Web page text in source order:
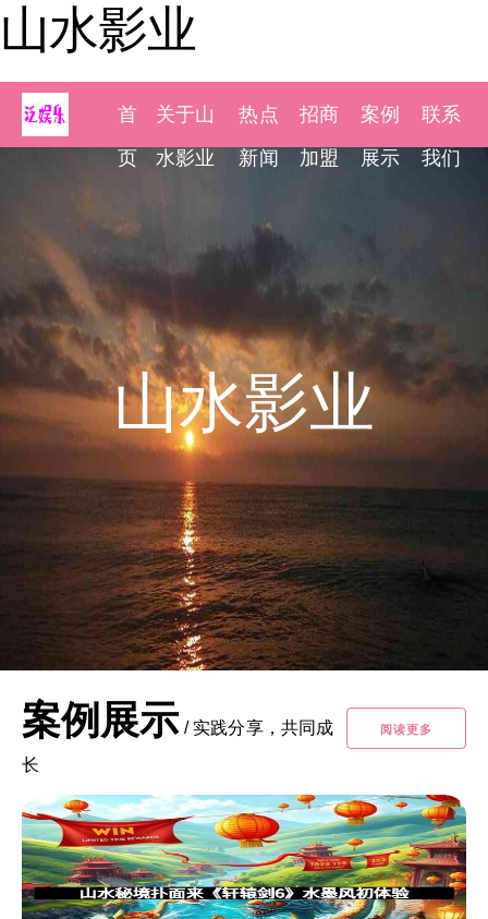
山水影业
首
页
关于山
水影业
热点
新闻
招商
加盟
案例
展示
联系
我们
山水影业
案例展示 / 实践分享，共同成
长
阅读更多